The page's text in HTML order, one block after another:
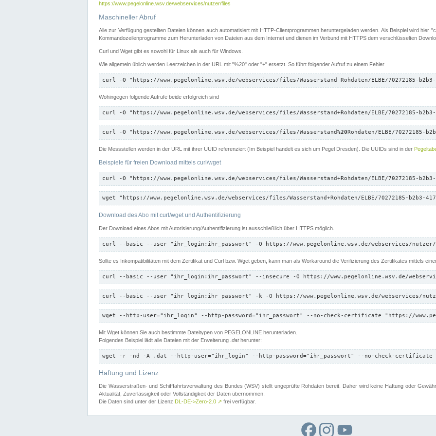
https://www.pegelonline.wsv.de/webservices/nutzer/files
Maschineller Abruf
Alle zur Verfügung gestellten Dateien können auch automatisiert mit HTTP-Clientprogrammen heruntergeladen werden. Als Beispiel wird hier
Kommandozeilenprogramme zum Herunterladen von Dateien aus dem Internet und dienen im Verbund mit HTTPS dem verschlüsselten
Curl und Wget gibt es sowohl für Linux als auch für Windows.
Wie allgemein üblich werden Leerzeichen in der URL mit "%20" oder "+" ersetzt. So führt folgender Aufruf zu einem Fehler
curl -O "https://www.pegelonline.wsv.de/webservices/files/Wasserstand Rohdaten/ELBE/70272185-b2b3-
Wohingegen folgende Aufrufe beide erfolgreich sind
curl -O "https://www.pegelonline.wsv.de/webservices/files/Wasserstand+Rohdaten/ELBE/70272185-
curl -O "https://www.pegelonline.wsv.de/webservices/files/Wasserstand%20Rohdaten/ELBE/70272185-
Die Messstellen werden in der URL mit ihrer UUID referenziert (Im Beispiel handelt es sich um Pegel Dresden). Die UUIDs sind in der
Beispiele für freien Download mittels curl/wget
curl -O "https://www.pegelonline.wsv.de/webservices/files/Wasserstand+Rohdaten/ELBE/70272185-b2b3-
wget "https://www.pegelonline.wsv.de/webservices/files/Wasserstand+Rohdaten/ELBE/70272185-b2b3-
Download des Abo mit curl/wget und Authentifizierung
Der Download eines Abos mit Autorisierung/Authentifizierung ist ausschließlich über HTTPS möglich.
curl --basic --user "ihr_login:ihr_passwort" -O https://www.pegelonline.wsv.de/webservices/
Sollte es Inkompatibilitäten mit dem Zertifikat und Curl bzw. Wget geben, kann man als Workaround die Verifizierung des Zertifikates mittels
curl --basic --user "ihr_login:ihr_passwort" --insecure -O https://www.pegelonline.wsv.de/
curl --basic --user "ihr_login:ihr_passwort" -k -O https://www.pegelonline.wsv.de/webservices/
wget --http-user="ihr_login" --http-password="ihr_passwort" --no-check-certificate "https://
Mit Wget können Sie auch bestimmte Dateitypen von PEGELONLINE herunterladen.
Folgendes Beispiel lädt alle Dateien mit der Erweiterung .datherunter:
wget -r -nd -A .dat --http-user="ihr_login" --http-password="ihr_passwort" --no-check-certificate
Haftung und Lizenz
Die Wasserstraßen- und Schifffahrtsverwaltung des Bundes (WSV) stellt ungeprüfte Rohdaten bereit. Daher wird keine Haftung oder
Aktualität, Zuverlässigkeit oder Vollständigkeit der Daten übernommen.
Die Daten sind unter der Lizenz DL-DE->Zero-2.0 ↗ frei verfügbar.